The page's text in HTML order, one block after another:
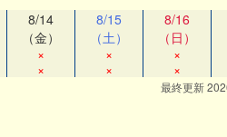
8/14 8/15 8/16
（金） （土） （日）
× × ×
× × ×
最終更新